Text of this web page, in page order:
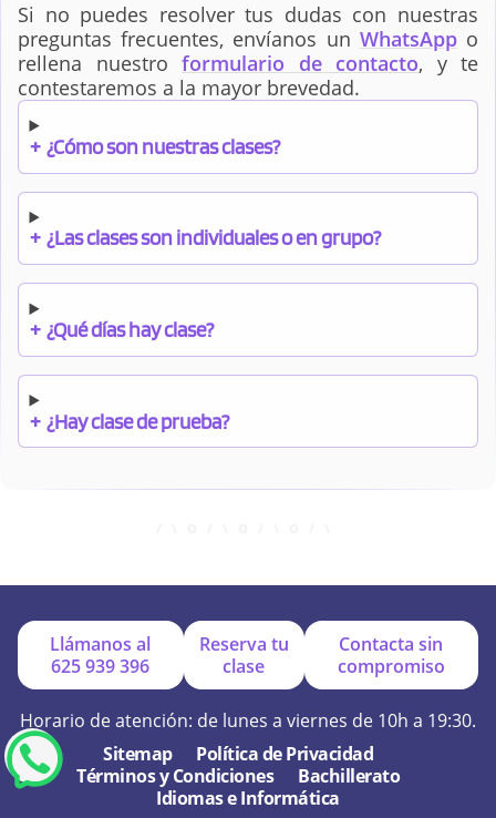
Si no puedes resolver tus dudas con nuestras
preguntas frecuentes, envíanos un WhatsAppo
rellena nuestro formulario de contacto, y te
contestaremos a la mayor brevedad.
+ ¿Cómo son nuestras clases?
+ ¿Las clases son individuales o en grupo?
+ ¿Qué días hay clase?
+ ¿Hay clase de prueba?
+ ¿Por qué online?
+ ¿Se hacen exámenes de prueba?
Llámanos al
625 939 396
Reserva tu
clase
Contacta sin
compromiso
Horario de atención: de lunes a viernes de 10h a 19:30.
Sitemap
Política de Privacidad
Términos y Condiciones
Bachillerato
Idiomas e Informática